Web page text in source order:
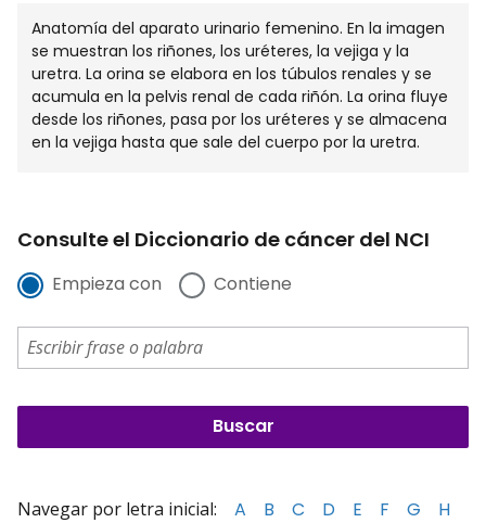
Anatomía del aparato urinario femenino. En la imagen
se muestran los riñones, los uréteres, la vejiga y la
uretra. La orina se elabora en los túbulos renales y se
acumula en la pelvis renal de cada riñón. La orina fluye
desde los riñones, pasa por los uréteres y se almacena
en la vejiga hasta que sale del cuerpo por la uretra.
Consulte el Diccionario de cáncer del NCI
Empieza con Contiene
Navegar por letra inicial: A B C D E F G
H